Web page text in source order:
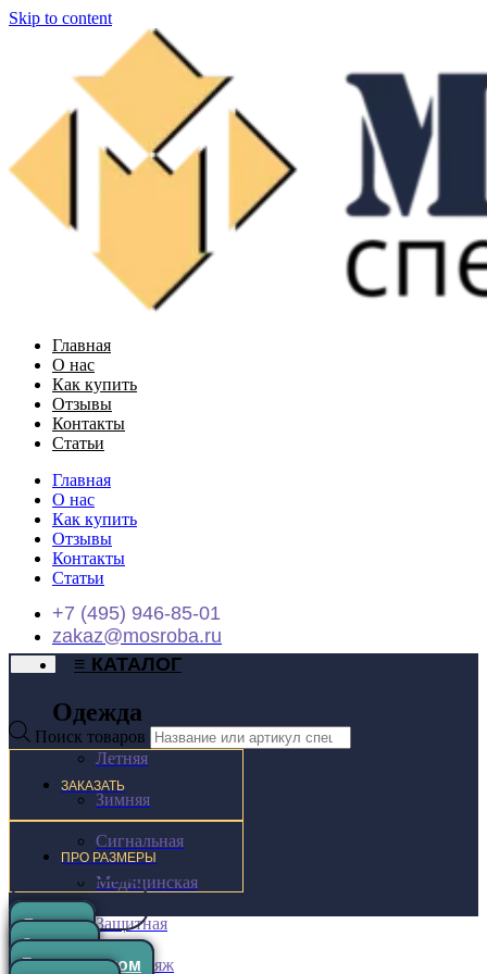
Skip to content
Главная
О нас
Как купить
Отзывы
Контакты
Статьи
Главная
О нас
Как купить
Отзывы
Контакты
Статьи
+7 (495) 946-85-01
zakaz@mosroba.ru
≡ КАТАЛОГ
Одежда
Летняя
Зимняя
Сигнальная
Медицинская
Защитная
Камуфляж
Поиск товаров
ЗАКАЗАТЬ
ПРО РАЗМЕРЫ
0₽ 0 Корзина
Летняя
Зимняя
Горка костюм